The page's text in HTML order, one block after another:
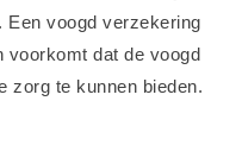
voogd verzekering
voorkomt dat de voogd
zorg te kunnen bieden.